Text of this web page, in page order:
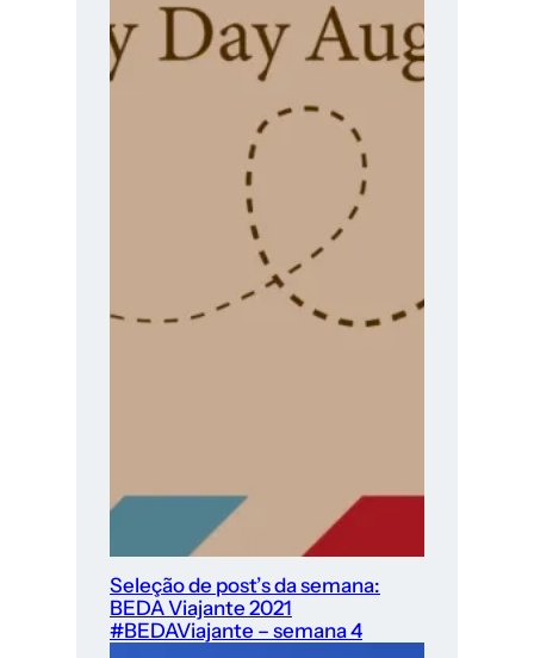
Seleção de post’s da semana:
BEDA Viajante 2021
#BEDAViajante – semana 4